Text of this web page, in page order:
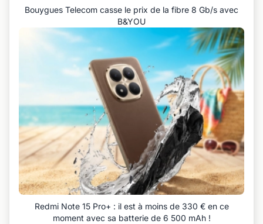
Bouygues Telecom casse le prix de la fibre 8 Gb/s avec
B&YOU
Redmi Note 15 Pro+ : il est à moins de 330 € en ce
moment avec sa batterie de 6 500 mAh !